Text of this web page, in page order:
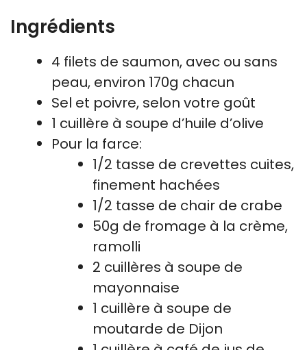
Ingrédients
4 filets de saumon, avec ou sans
peau, environ 170g chacun
Sel et poivre, selon votre goût
1 cuillère à soupe d’huile d’olive
Pour la farce:
1/2 tasse de crevettes cuites,
finement hachées
1/2 tasse de chair de crabe
50g de fromage à la crème,
ramolli
2 cuillères à soupe de
mayonnaise
1 cuillère à soupe de
moutarde de Dijon